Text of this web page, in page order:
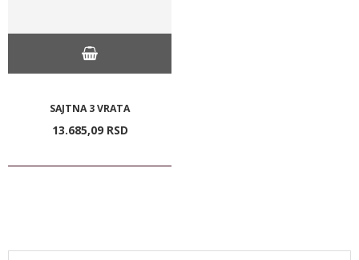
SAJTNA 3 VRATA
13.685,09 RSD